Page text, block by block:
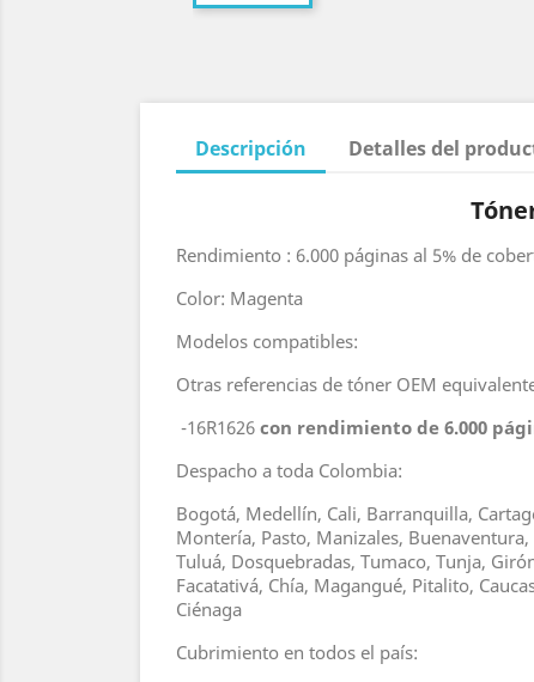
Descripción Detalles del
Rendimiento : 6.000 páginas al 5% de
Color: Magenta
Modelos compatibles:
Otras referencias de tóner OEM
-16R1626 con rendimiento de 6.000
Despacho a toda Colombia:
Bogotá, Medellín, Cali, Barranquilla,
Montería, Pasto, Manizales,
Tuluá, Dosquebradas, Tumaco, Tunja,
Facatativá, Chía, Magangué, Pitalito,
Ciénaga
Cubrimiento en todos el país: